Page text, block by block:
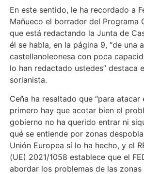
En este sentido, le ha recordado a
Mañueco el borrador del Programa
que está redactando la Junta de
él se habla, en la página 9, “de una
castellanoleonesa con poca
lo han redactado ustedes” destaca
sorianista.
Ceña ha resaltado que “para atacar
primero hay que acotar bien el
gobierno no ha querido entrar ni
qué se entiende por zonas
Unión Europea sí lo ha hecho, y el
(UE) 2021/1058 establece que el
abordar los problemas de las zonas